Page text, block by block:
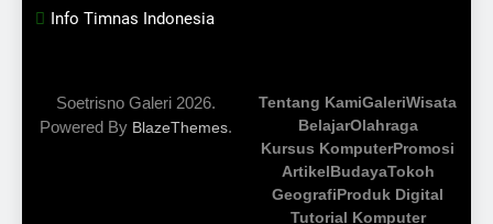
Info Timnas Indonesia
Soetrisno Galeri 2026.
Powered By BlazeThemes.
Tentang KamiGaleriWisata
BelajarOlahraga
Kursus KomputerPromosi
ArtikelBudayaTokoh
GeografiProduk Digital
Tutorial Komputer